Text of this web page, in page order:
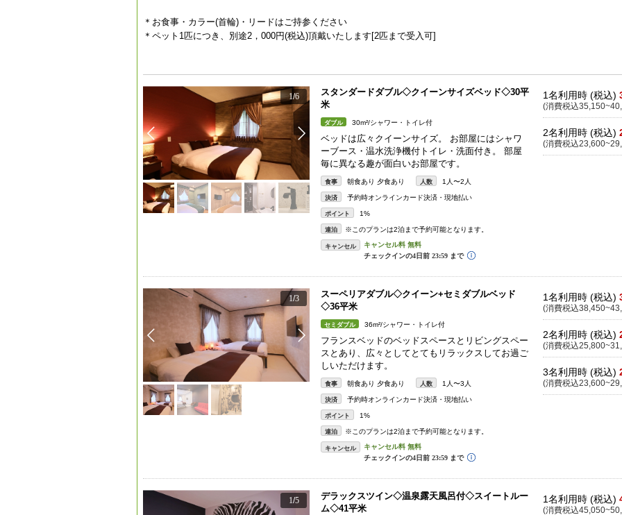
＊お食事・カラー(首輪)・リードはご持参ください
＊ペット1匹につき、別途2，000円(税込)頂戴いたします[2匹まで受入可]
1/6
スタンダードダブル◇クイーンサイズベッド◇30平
米
ダブル 30m²/シャワー・トイレ付
ベッドは広々クイーンサイズ。 お部屋にはシャワ
ーブース・温水洗浄機付トイレ・洗面付き。 部屋
毎に異なる趣が面白いお部屋です。
食事 朝食あり 夕食あり 人数 1人〜2人
決済 予約時オンラインカード決済・現地払い
ポイント 1%
連泊 ※このプランは2泊まで予約可能となります。
キャンセル
1名利用時 (税込)
(消費税込
2名利用時 (税込)
(消費税込
1/3
スーペリアダブル◇クイーン+セミダブルベッド
◇36平米
セミダブル 36m²/シャワー・トイレ付
フランスベッドのベッドスペースとリビングスペー
スとあり、広々としてとてもリラックスしてお過ご
しいただけます。
食事 朝食あり 夕食あり 人数 1人〜3人
決済 予約時オンラインカード決済・現地払い
ポイント 1%
連泊 ※このプランは2泊まで予約可能となります。
キャンセル
1名利用時 (税込)
(消費税込
2名利用時 (税込)
(消費税込
3名利用時 (税込)
(消費税込
1/5
デラックスツイン◇温泉露天風呂付◇スイートルー
ム◇41平米
1名利用時 (税込)
(消費税込